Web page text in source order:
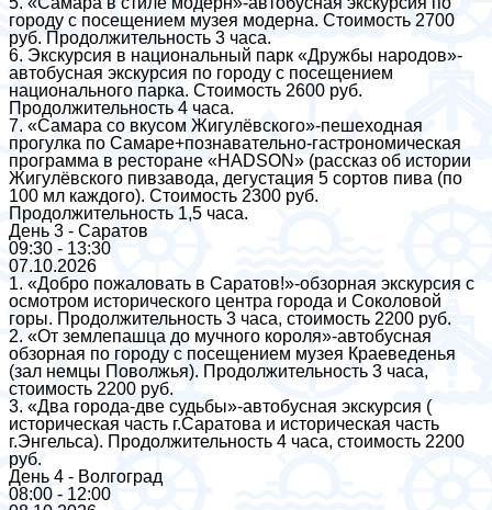
городу с посещением музея модерна. Стоимость 2700
руб. Продолжительность 3 часа.
6. Экскурсия в национальный парк «Дружбы народов»-
автобусная экскурсия по городу с посещением
национального парка. Стоимость 2600 руб.
Продолжительность 4 часа.
7. «Самара со вкусом Жигулёвского»-пешеходная
прогулка по Самаре+познавательно-гастрономическая
программа в ресторане «HADSON» (рассказ об истории
Жигулёвского пивзавода, дегустация 5 сортов пива (по
100 мл каждого). Стоимость 2300 руб.
Продолжительность 1,5 часа.
День 3 - Саратов
09:30 - 13:30
07.10.2026
1. «Добро пожаловать в Саратов!»-обзорная экскурсия с
осмотром исторического центра города и Соколовой
горы. Продолжительность 3 часа, стоимость 2200 руб.
2. «От землепашца до мучного короля»-автобусная
обзорная по городу с посещением музея Краеведенья
(зал немцы Поволжья). Продолжительность 3 часа,
стоимость 2200 руб.
3. «Два города-две судьбы»-автобусная экскурсия (
историческая часть г.Саратова и историческая часть
г.Энгельса). Продолжительность 4 часа, стоимость 2200
руб.
День 4 - Волгоград
08:00 - 12:00